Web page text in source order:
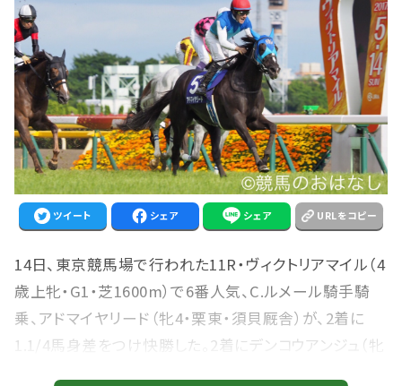
ツイート シェア シェア URLをコピー
14日、東京競馬場で行われた11R・ヴィクトリアマイル（4
歳上牝・G1・芝1600m）で6番人気、C.ルメール騎手騎
乗、アドマイヤリード（牝4・栗東・須貝厩舎）が、2着に
1.1/4馬身差をつけ快勝した。2着にデンコウアンジュ（牝